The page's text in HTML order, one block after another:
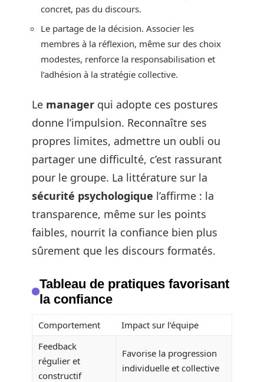
concret, pas du discours.
Le partage de la décision. Associer les
membres à la réflexion, même sur des choix
modestes, renforce la responsabilisation et
l’adhésion à la stratégie collective.
Le manager qui adopte ces postures
donne l’impulsion. Reconnaître ses
propres limites, admettre un oubli ou
partager une difficulté, c’est rassurant
pour le groupe. La littérature sur la
sécurité psychologique l’affirme : la
transparence, même sur les points
faibles, nourrit la confiance bien plus
sûrement que les discours formatés.
Tableau de pratiques favorisant
la confiance
Comportement
Impact sur l’équipe
Feedback
régulier et
constructif
Favorise la progression
individuelle et collective